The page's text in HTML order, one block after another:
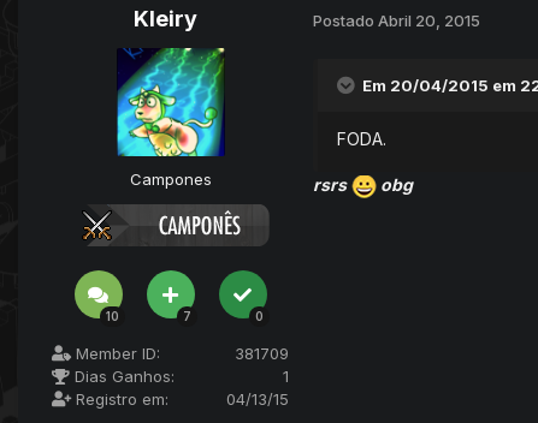
Kleiry
Campones
10 7 0
Member ID:
381709
Dias Ganhos:
1
Registro em:
04/13/15
Postado Abril 20, 2015
Em 20/04/2015 em
FODA.
rsrs obg